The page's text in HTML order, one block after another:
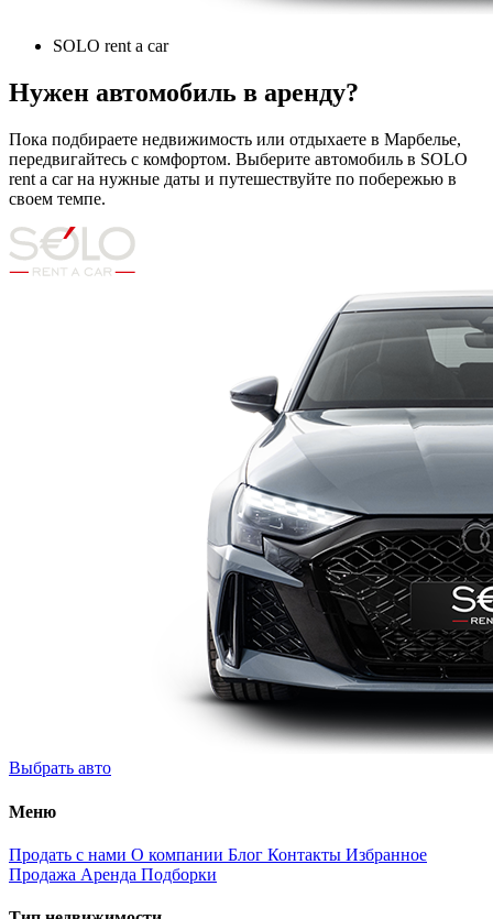
SOLO rent a car
Нужен автомобиль в аренду?
Пока подбираете недвижимость или отдыхаете в Марбелье,
передвигайтесь с комфортом. Выберите автомобиль в SOLO
rent a car на нужные даты и путешествуйте по побережью в
своем темпе.
Выбрать авто
Меню
Продать с нами О компании Блог Контакты Избранное
Продажа Аренда Подборки